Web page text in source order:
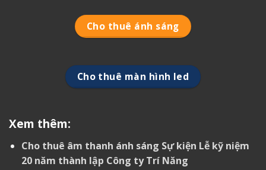
Cho thuê ánh sáng
Cho thuê màn hình led
Xem thêm:
Cho thuê âm thanh ánh sáng Sự kiện Lễ kỹ niệm
20 năm thành lập Công ty Trí Năng